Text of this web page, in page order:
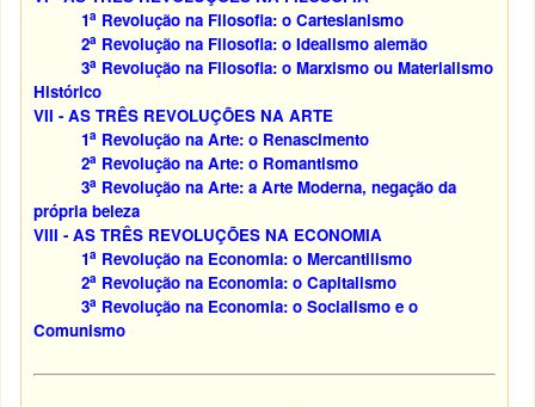
1a Revolução na Filosofia: o Cartesianismo
2a Revolução na Filosofia: o Idealismo alemão
3a Revolução na Filosofia: o Marxismo ou Materialismo
Histórico
VII - AS TRÊS REVOLUÇÕES NA ARTE
1a Revolução na Arte: o Renascimento
2a Revolução na Arte: o Romantismo
3a Revolução na Arte: a Arte Moderna, negação da
própria beleza
VIII - AS TRÊS REVOLUÇÕES NA ECONOMIA
1a Revolução na Economia: o Mercantilismo
2a Revolução na Economia: o Capitalismo
3a Revolução na Economia: o Socialismo e o
Comunismo